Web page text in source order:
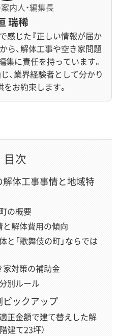
内人・編集長
瑞稀
感じた『正しい情報が届か
ら、解体工事や空き家問題
集に責任を持っています。
、業界経験者として分かり
お約束します。
目次
体工事事情と地域特
の概要
と解体費用の傾向
と「歌舞伎の町」ならでは
家対策の補助金
別ルール
ックアップ
正金額で建て替えした解
建て23坪）